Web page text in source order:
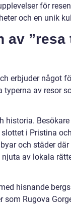
för
och en unik
av ”resa
erbjuder något
typerna av resor
historia.
i Pristina
och städer där
av lokala
hisnande
som Rugova